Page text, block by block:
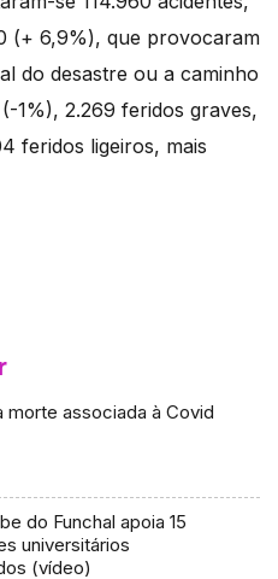
(+ 6,9%), que provocaram
do desastre ou a caminho
1%), 2.269 feridos graves,
feridos ligeiros, mais
morte associada à Covid
do Funchal apoia 15
universitários
(vídeo)